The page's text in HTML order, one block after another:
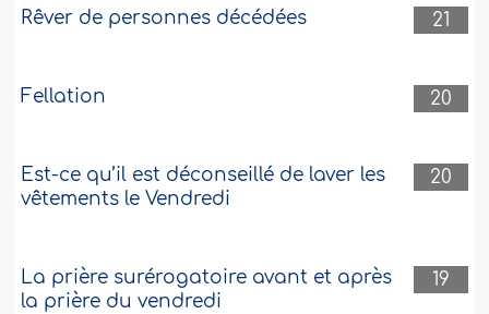
21
Rêver de personnes décédées
20
Fellation
20
Est-ce qu’il est déconseillé de laver les
vêtements le Vendredi
19
La prière surérogatoire avant et après
la prière du vendredi